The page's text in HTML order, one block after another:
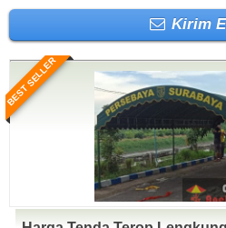
Kirim
BEST SELLER